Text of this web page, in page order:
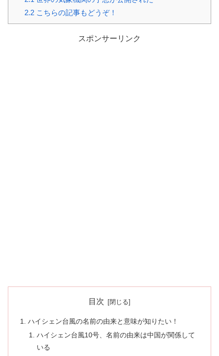
2.2こちらの記事もどうぞ！
スポンサーリンク
目次
ハイシェン台風の名前の由来と意味が知りたい！
ハイシェン台風10号、名前の由来は中国が関係して
いる